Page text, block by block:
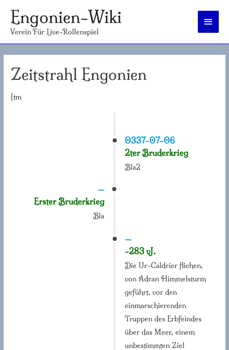
Engonien-Wiki
Verein Für Live-Rollenspiel
Zeitstrahl Engonien
[tm
0337-07-06
2ter Bruderkrieg
Bla2
—
Erster Bruderkrieg
Bla
—
-283 vJ.
Die Ur-Caldrier fliehen,
von Adran Himmelsturm
geführt, vor den
einmarschierenden
Truppen des Erbfeindes
über das Meer, einem
unbestimmten Ziel